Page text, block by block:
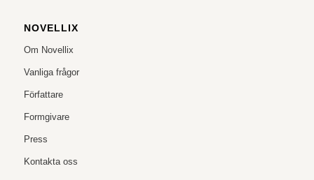
NOVELLIX
Om Novellix
Vanliga frågor
Författare
Formgivare
Press
Kontakta oss